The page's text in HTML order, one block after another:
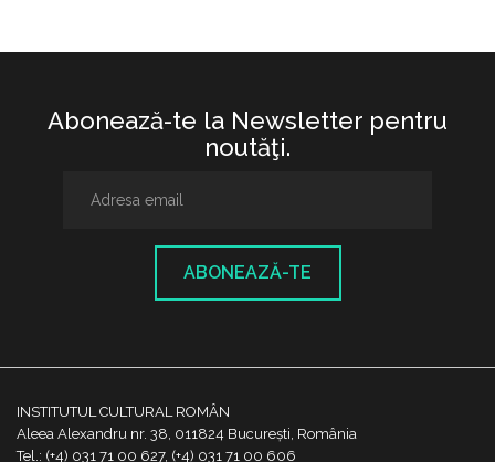
Abonează-te la Newsletter pentru
noutăţi.
ABONEAZĂ-TE
INSTITUTUL CULTURAL ROMÂN
Aleea Alexandru nr. 38, 011824 București, România
Tel.: (+4) 031 71 00 627, (+4) 031 71 00 606